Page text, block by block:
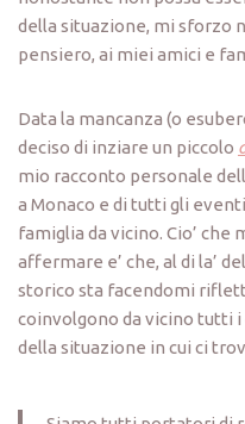
della situazione, mi sforzo
pensiero, ai miei amici e
Data la mancanza (o
deciso di inziare un piccolo
mio racconto personale
a Monaco e di tutti gli
famiglia da vicino. Cio’
affermare e’ che, al di la’
storico sta facendomi
coinvolgono da vicino tutti
della situazione in cui ci